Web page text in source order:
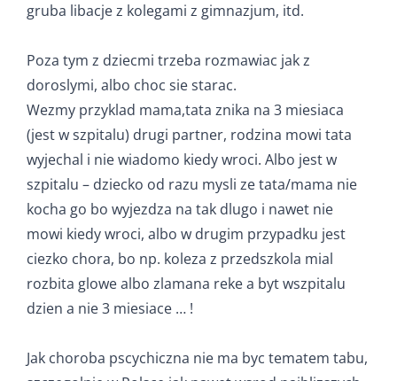
gruba libacje z kolegami z gimnazjum, itd.
Poza tym z dziecmi trzeba rozmawiac jak z
doroslymi, albo choc sie starac.
Wezmy przyklad mama,tata znika na 3 miesiaca
(jest w szpitalu) drugi partner, rodzina mowi tata
wyjechal i nie wiadomo kiedy wroci. Albo jest w
szpitalu – dziecko od razu mysli ze tata/mama nie
kocha go bo wyjezdza na tak dlugo i nawet nie
mowi kiedy wroci, albo w drugim przypadku jest
ciezko chora, bo np. koleza z przedszkola mial
rozbita glowe albo zlamana reke a byt wszpitalu
dzien a nie 3 miesiace … !
Jak choroba pscychiczna nie ma byc tematem tabu,